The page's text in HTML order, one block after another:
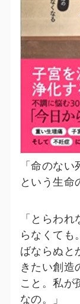
「命のな
という生命
「とらわ
らなくても
ばならぬと
きたい創造
こと。私が
なの。」